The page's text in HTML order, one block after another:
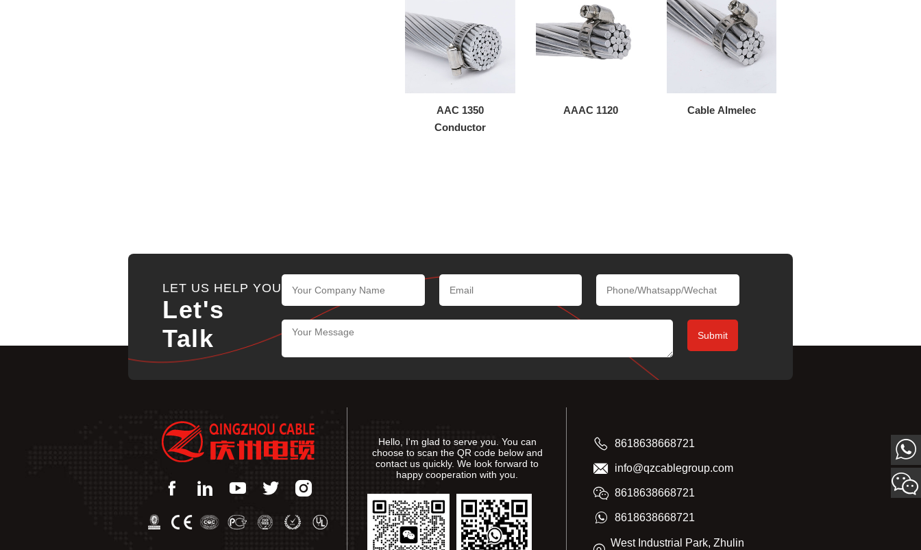
AAC 1350
Conductor
AAAC 1120 Cable ​Almelec
LET US HELP YOU
Let's
Talk
Submit
Hello, I'm glad to serve you. You can
choose to scan the QR code below and
contact us quickly. We look forward to
happy cooperation with you.
8618638668721
info@qzcablegroup.com
8618638668721
8618638668721
West Industrial Park, Zhulin